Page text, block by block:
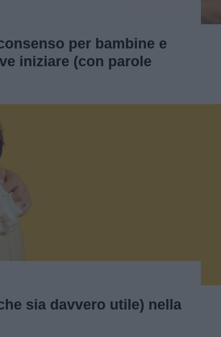
per bambine e
iniziare (con parole
sia davvero utile) nella